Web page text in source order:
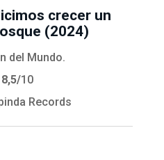
crecer un
(2024)
del Mundo.
8,5/10
Records